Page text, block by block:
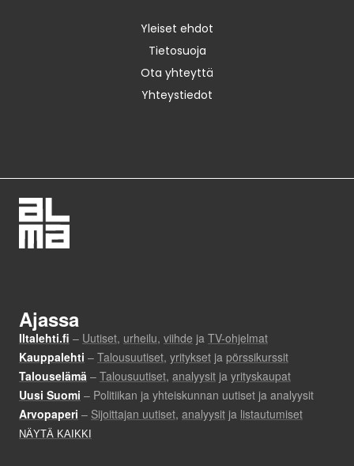
Yleiset ehdot
Tietosuoja
Ota yhteyttä
Yhteystiedot